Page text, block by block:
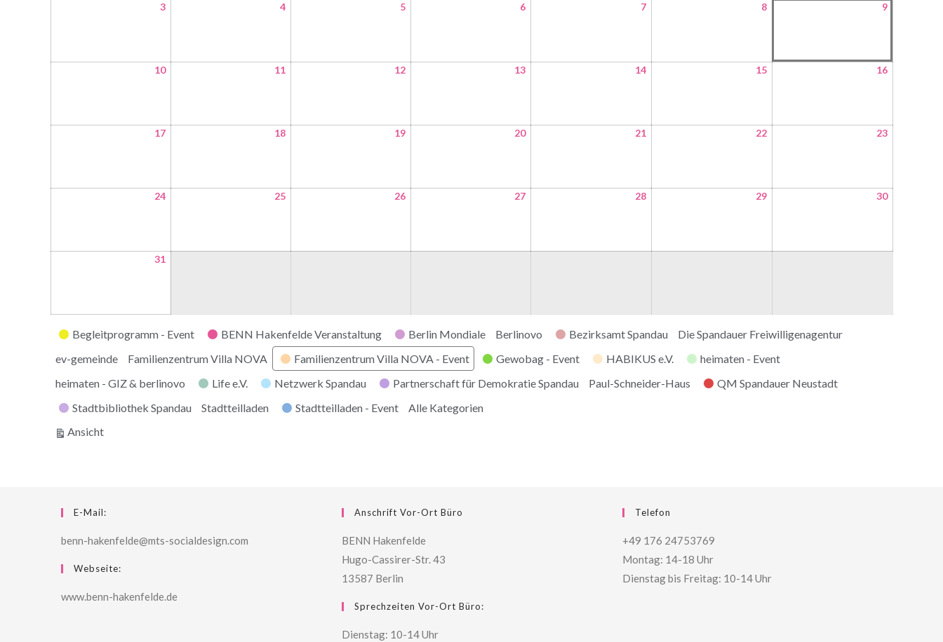
3 4 5 6 7 8 9
10 11 12 13 14 15 16
17 18 19 20 21 22 23
24 25 26 27 28 29 30
31
Kategorien
Begleitprogramm - Event BENN Hakenfelde Veranstaltung Berlin Mondiale Berlinovo Bezirksamt Spandau
Die Spandauer Freiwilligenagentur
ev-gemeinde
Familienzentrum Villa NOVA Familienzentrum Villa NOVA - Event Gewobag - Event HABIKUS e.V.
heimaten - Event
heimaten - GIZ & berlinovo
Life e.V. Netzwerk Spandau Partnerschaft für Demokratie Spandau Paul-Schneider-Haus
QM Spandauer Neustadt
Stadtbibliothek Spandau
Stadtteilladen Stadtteilladen - Event
Alle Kategorien
Ansichtausdrucken
E-Mail:
benn-hakenfelde@mts-socialdesign.com
Webseite:
www.benn-hakenfelde.de
Anschrift Vor-Ort Büro
BENN Hakenfelde
Hugo-Cassirer-Str. 43
13587 Berlin
Sprechzeiten Vor-Ort Büro:
Dienstag: 10-14 Uhr
Telefon
+49 176 24753769
Montag: 14-18 Uhr
Dienstag bis Freitag: 10-14 Uhr